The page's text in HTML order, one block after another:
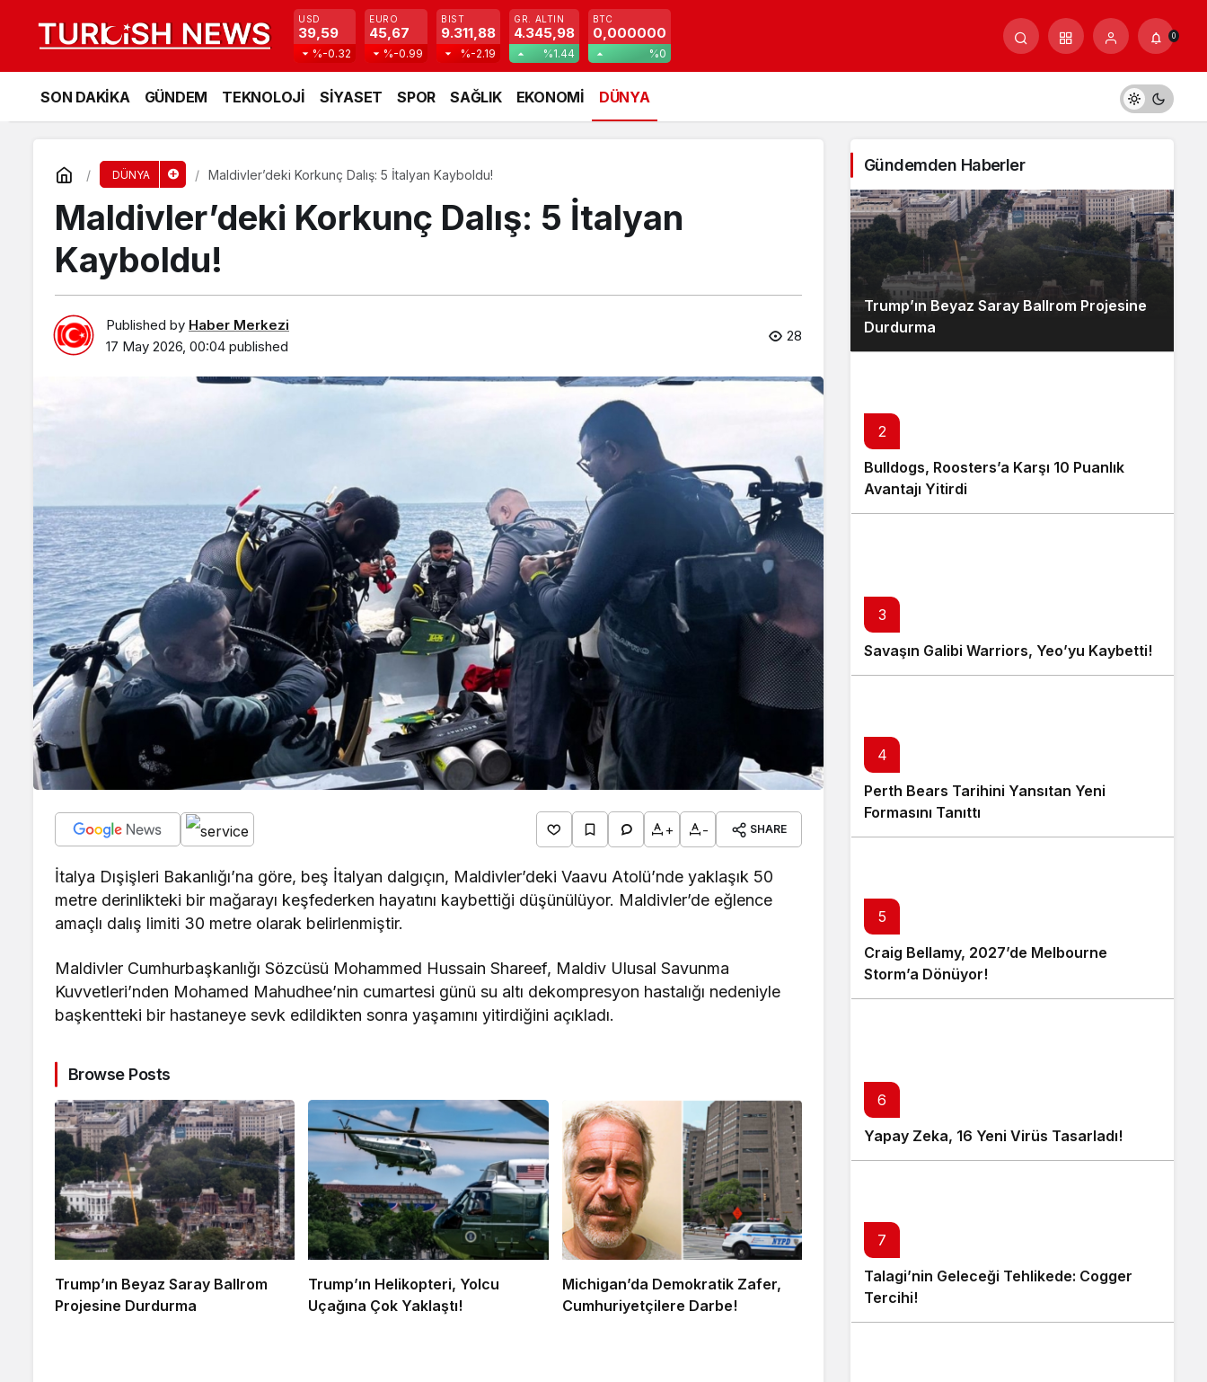
USD
39,59
%-0.32
EURO
45,67
%-0.99
BIST
9.311,88
%-2.19
GR. ALTIN
4.345,98
%1.44
BTC
0,000000
%0
0
SON DAKİKA GÜNDEM TEKNOLOJİ SİYASET SPOR SAĞLIK EKONOMİ DÜNYA
DÜNYA Maldivler’deki Korkunç Dalış: 5 İtalyan Kayboldu!
Maldivler’deki Korkunç Dalış: 5 İtalyan
Kayboldu!
Published by Haber Merkezi
17 May 2026, 00:04 published
28
+ - SHARE
İtalya Dışişleri Bakanlığı’na göre, beş İtalyan dalgıçın, Maldivler’deki Vaavu Atolü’nde yaklaşık 50
metre derinlikteki bir mağarayı keşfederken hayatını kaybettiği düşünülüyor. Maldivler’de eğlence
amaçlı dalış limiti 30 metre olarak belirlenmiştir.
Maldivler Cumhurbaşkanlığı Sözcüsü Mohammed Hussain Shareef, Maldiv Ulusal Savunma
Kuvvetleri’nden Mohamed Mahudhee’nin cumartesi günü su altı dekompresyon hastalığı nedeniyle
başkentteki bir hastaneye sevk edildikten sonra yaşamını yitirdiğini açıkladı.
Browse Posts
Trump’ın Beyaz Saray Ballrom
Projesine Durdurma
Trump’ın Helikopteri, Yolcu
Uçağına Çok Yaklaştı!
Michigan’da Demokratik Zafer,
Cumhuriyetçilere Darbe!
Gündemden Haberler
Trump’ın Beyaz Saray Ballrom Projesine
Durdurma
2
Bulldogs, Roosters’a Karşı 10 Puanlık
Avantajı Yitirdi
3
Savaşın Galibi Warriors, Yeo’yu Kaybetti!
4
Perth Bears Tarihini Yansıtan Yeni
Formasını Tanıttı
5
Craig Bellamy, 2027’de Melbourne
Storm’a Dönüyor!
6
Yapay Zeka, 16 Yeni Virüs Tasarladı!
7
Talagi’nin Geleceği Tehlikede: Cogger
Tercihi!